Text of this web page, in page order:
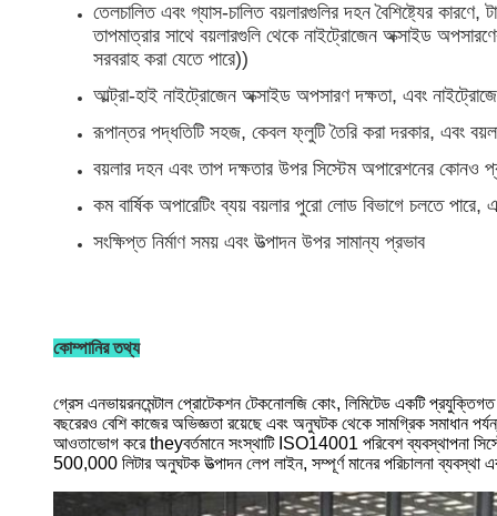
তেলচালিত এবং গ্যাস-চালিত বয়লারগুলির দহন বৈশিষ্ট্যের
তাপমাত্রার সাথে বয়লারগুলি থেকে নাইট্রোজেন অক্সাইড
সরবরাহ করা যেতে পারে))
আল্ট্রা-হাই নাইট্রোজেন অক্সাইড অপসারণ দক্ষতা, এবং
রূপান্তর পদ্ধতিটি সহজ, কেবল ফ্লুটি তৈরি করা দরকার, এবং বয়লার
বয়লার দহন এবং তাপ দক্ষতার উপর সিস্টেম অপারেশনের কোনও
কম বার্ষিক অপারেটিং ব্যয় বয়লার পুরো লোড বিভাগে চলতে পারে,
সংক্ষিপ্ত নির্মাণ সময় এবং উত্পাদন উপর সামান্য প্রভাব
কোম্পানির তথ্য
গ্রেস এনভায়রনমেন্টাল প্রোটেকশন টেকনোলজি কোং, লিমিটেড একটি প্রযুক্তিগত
বছরেরও বেশি কাজের অভিজ্ঞতা রয়েছে এবং অনুঘটক থেকে সামগ্রিক সমাধান
আওতাভোগ করে theyবর্তমানে সংস্থাটি ISO14001 পরিবেশ ব্যবস্থাপনা
500,000 লিটার অনুঘটক উত্পাদন লেপ লাইন, সম্পূর্ণ মানের পরিচালনা ব্যবস্থা